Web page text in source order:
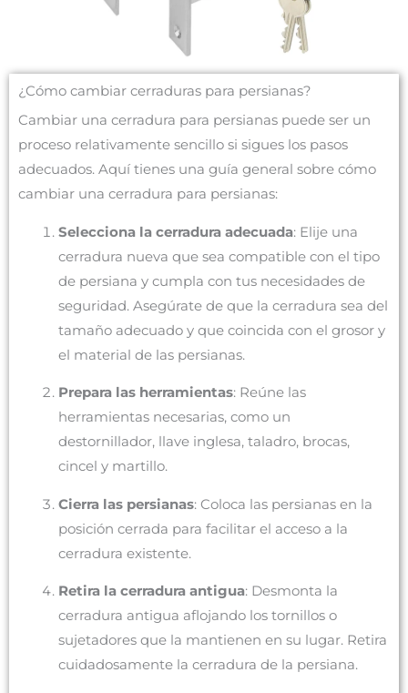
¿Cómo cambiar cerraduras para persianas?
Cambiar una cerradura para persianas puede ser un
proceso relativamente sencillo si sigues los pasos
adecuados. Aquí tienes una guía general sobre cómo
cambiar una cerradura para persianas:
Selecciona la cerradura adecuada: Elije una
cerradura nueva que sea compatible con el tipo
de persiana y cumpla con tus necesidades de
seguridad. Asegúrate de que la cerradura sea del
tamaño adecuado y que coincida con el grosor y
el material de las persianas.
Prepara las herramientas: Reúne las
herramientas necesarias, como un
destornillador, llave inglesa, taladro, brocas,
cincel y martillo.
Cierra las persianas: Coloca las persianas en la
posición cerrada para facilitar el acceso a la
cerradura existente.
Retira la cerradura antigua: Desmonta la
cerradura antigua aflojando los tornillos o
sujetadores que la mantienen en su lugar. Retira
cuidadosamente la cerradura de la persiana.